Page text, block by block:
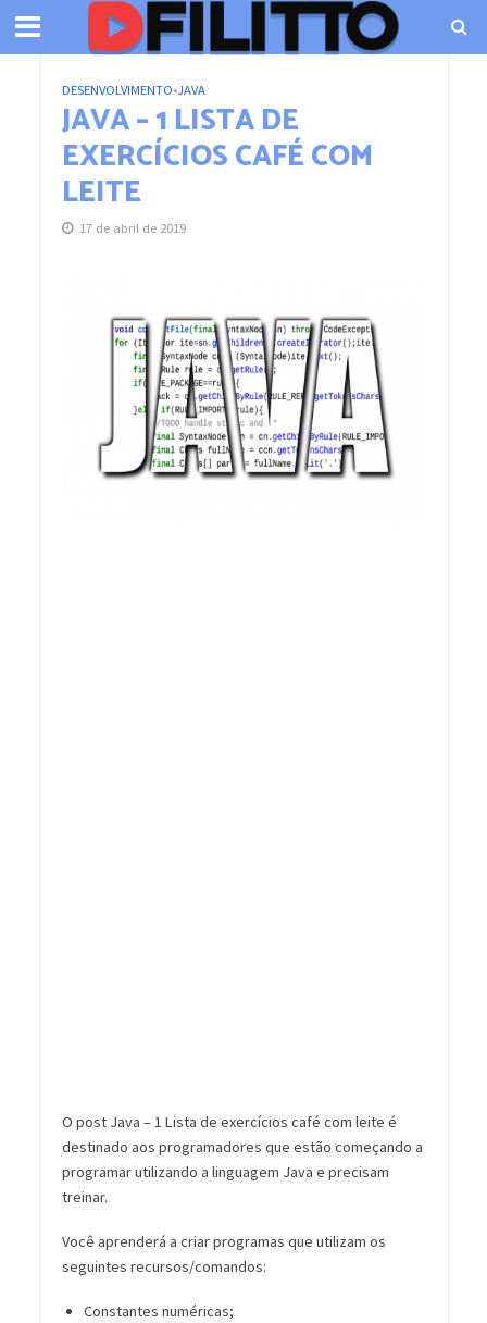
DESENVOLVIMENTO•JAVA
JAVA – 1 LISTA DE
EXERCÍCIOS CAFÉ COM
LEITE
17 de abril de 2019
O post Java – 1 Lista de exercícios café com leite é
destinado aos programadores que estão começando a
programar utilizando a linguagem Java e precisam
treinar.
Você aprenderá a criar programas que utilizam os
seguintes recursos/comandos:
Constantes numéricas;